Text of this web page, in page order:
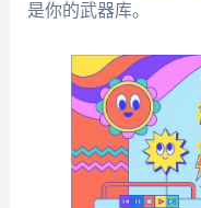
是你的武器库。